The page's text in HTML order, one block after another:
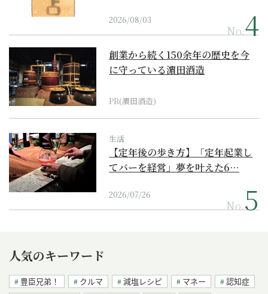
2026/08/03
No.
創業から続く150余年の歴史を今
に守っている濵田酒造
PR(濵田酒造)
生活
【定年後の歩き方】「定年起業し
てバーを経営」夢を叶えた6…
2026/07/26
No.
人気のキーワード
豊臣兄弟！ クルマ 減塩レシピ マネー
認知症